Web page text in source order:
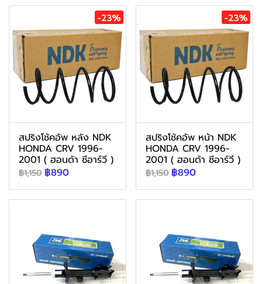
-23%
สปริงโช้คอัพ หลัง NDK
HONDA CRV 1996-
2001 ( ฮอนด้า ซีอาร์วี )
฿1,150 ฿890
-23%
สปริงโช้คอัพ หน้า NDK
HONDA CRV 1996-
2001 ( ฮอนด้า ซีอาร์วี )
฿1,150 ฿890